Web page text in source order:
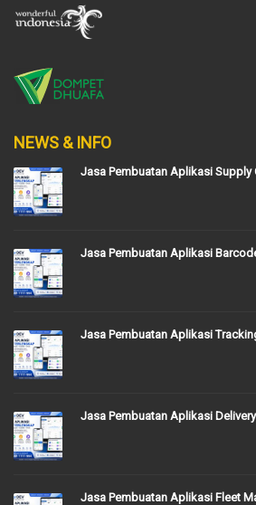
NEWS & INFO
Jasa Pembuatan Aplikasi Supply
Jasa Pembuatan Aplikasi
Jasa Pembuatan Aplikasi
Jasa Pembuatan Aplikasi
Jasa Pembuatan Aplikasi Fleet